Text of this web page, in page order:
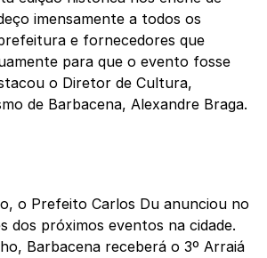
imensamente a todos os
e fornecedores que
para que o evento fosse
o Diretor de Cultura,
de Barbacena, Alexandre Braga.
o Prefeito Carlos Du anunciou no
dos próximos eventos na cidade.
Barbacena receberá o 3º Arraiá